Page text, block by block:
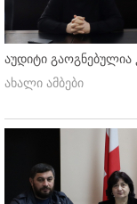
აუდიტი გაოგნებულია
ახალი ამბები